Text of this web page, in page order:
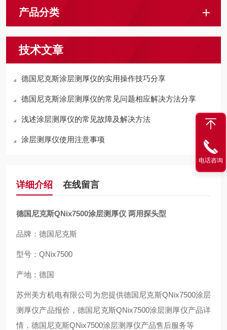
产品分类
技术文章
德国尼克斯涂层测厚仪的实用操作技巧分享
德国尼克斯涂层测厚仪的常见问题相应解决方法分享
浅述涂层测厚仪的常见故障及解决方法
涂层测厚仪使用注意事项
详细介绍 在线留言
德国尼克斯QNix7500涂层测厚仪 两用探头型
品牌：德国尼克斯
型号：QNix7500
产地：德国
苏州美方机电有限公司为您提供德国尼克斯QNix7500涂层
测厚仪产品报价，德国尼克斯QNix7500涂层测厚仪产品详
情，德国尼克斯QNix7500涂层测厚仪产品售后服务等
电话咨询